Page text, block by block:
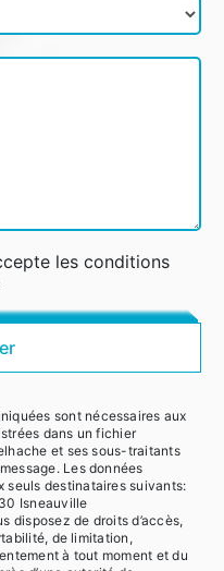
les conditions
sont nécessaires aux
dans un fichier
et ses sous-traitants
Les données
seuls destinataires suivants:
Isneauville
disposez de droits d’accès,
de limitation,
à tout moment et du